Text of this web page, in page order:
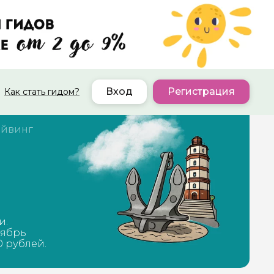
Как стать гидом? Вход Регистрация
рублей.